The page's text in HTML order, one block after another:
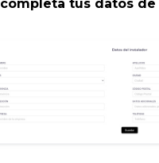
completa tus datos